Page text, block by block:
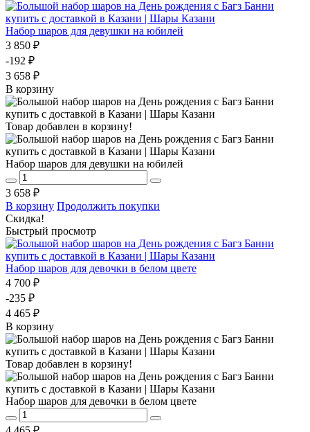
Набор шаров для девушки на юбилей
3 850 ₽
-192 ₽
3 658 ₽
В корзину
Товар добавлен в корзину!
Набор шаров для девушки на юбилей
3 658 ₽
В корзину Продолжить покупки
Скидка!
Быстрый просмотр
Набор шаров для девочки в белом цвете
4 700 ₽
-235 ₽
4 465 ₽
В корзину
Товар добавлен в корзину!
Набор шаров для девочки в белом цвете